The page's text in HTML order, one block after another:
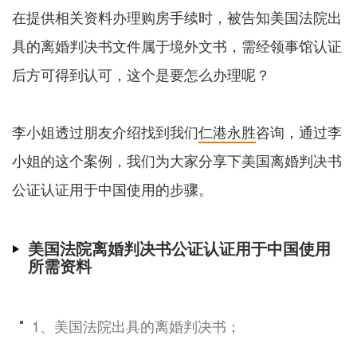
在提供相关资料办理购房手续时，被告知美国法院出
具的离婚判决书文件属于境外文书，需经领事馆认证
后方可得到认可，这个是要怎么办理呢？
李小姐透过朋友介绍找到我们仁港永胜咨询，通过李
小姐的这个案例，我们为大家分享下美国离婚判决书
公证认证用于中国使用的步骤。
美国法院离婚判决书公证认证用于中国使用
所需资料
1、美国法院出具的离婚判决书；